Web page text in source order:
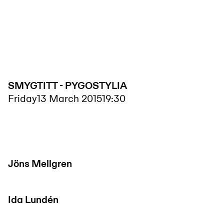
SMYGTITT - PYGOSTYLIA
Friday13 March 201519:30
Jöns Mellgren
Ida Lundén